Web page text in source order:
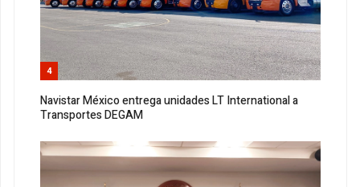
4
Navistar México entrega unidades LT International a
Transportes DEGAM